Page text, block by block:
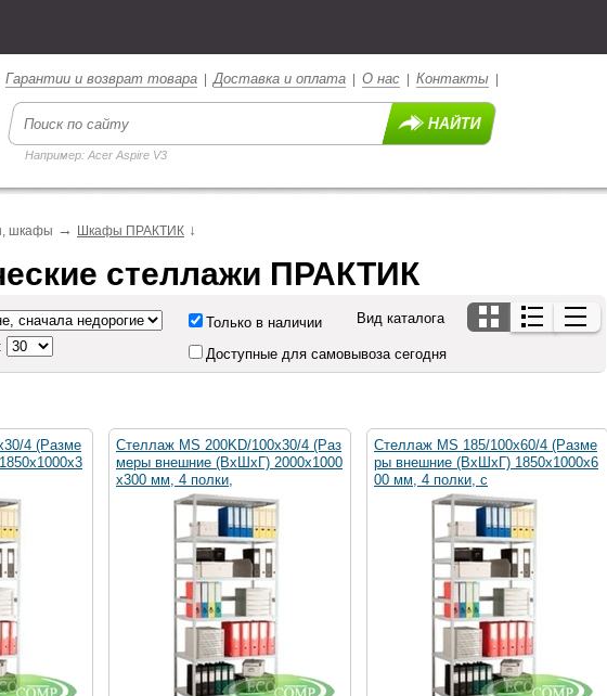
Гарантии и возврат товара |Доставка и оплата О нас Контакты
Например: Acer Aspire V3
шкафы → Шкафы ПРАКТИК ↓
стеллажи ПРАКТИК
Только в наличии
Доступные для самовывоза сегодня
Вид каталога
4 (Разме
Стеллаж MS 200KD/100x30/4 (Раз
меры внешние (ВхШхГ) 2000х1000
х300 мм, 4 полки,
Стеллаж MS 185/100х60/4 (Разме
ры внешние (ВхШхГ) 1850х1000х6
00 мм, 4 полки, с